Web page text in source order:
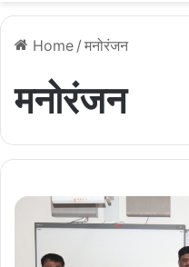
Home / मनोरंजन
मनोरंजन